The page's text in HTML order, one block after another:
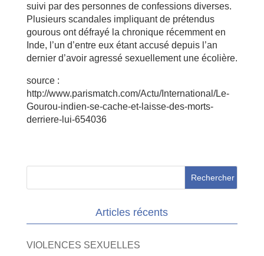
suivi par des personnes de confessions diverses.
Plusieurs scandales impliquant de prétendus
gourous ont défrayé la chronique récemment en
Inde, l’un d’entre eux étant accusé depuis l’an
dernier d’avoir agressé sexuellement une écolière.
source :
http://www.parismatch.com/Actu/International/Le-
Gourou-indien-se-cache-et-laisse-des-morts-
derriere-lui-654036
Articles récents
VIOLENCES SEXUELLES